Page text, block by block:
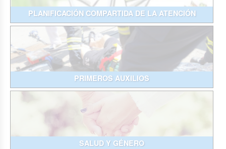
PLANIFICACIÓN COMPARTIDA DE LA ATENCIÓN
PRIMEROS AUXILIOS
SALUD Y GÉNERO